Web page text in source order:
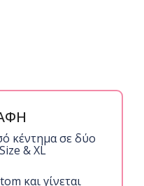
κέντημα σε δύο
& XL
και γίνεται